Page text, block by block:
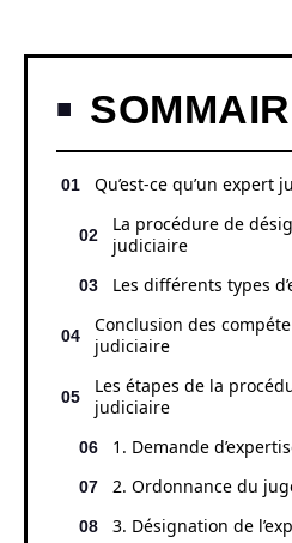
Qu’est-ce qu’un expert
La procédure de
judiciaire
Les différents types
Conclusion des
judiciaire
Les étapes de la
judiciaire
1. Demande
2. Ordonnance du
3. Désignation de